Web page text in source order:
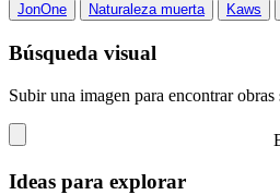
JonOne
Naturaleza muerta Kaws
Búsqueda visual
Subir una imagen para encontrar obras
Ideas para explorar